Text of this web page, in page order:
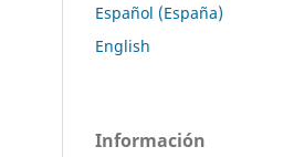
Español (España)
English
Información